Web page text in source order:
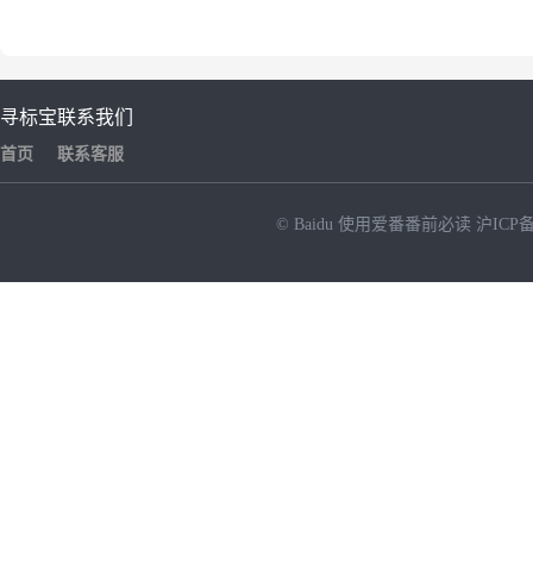
寻标宝
首页
联系我们
联系客服
© Baidu 使用爱番番前必读 沪ICP